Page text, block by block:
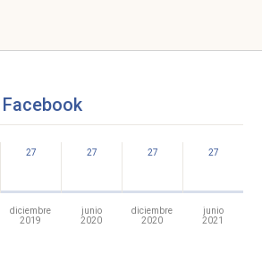
Facebook
27
diciembre
2019
27
junio
2020
27
diciembre
2020
27
junio
2021